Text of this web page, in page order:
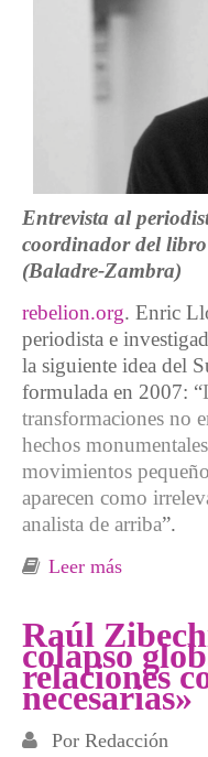
Entrevista al
coordinador del
(Baladre-Zambra)
rebelion.org. Enric
periodista e
la siguiente idea del
formulada en 2007: “
transformaciones no
hechos
movimientos
aparecen como
analista de arriba”.
Leer más
Raúl
colapso
relaciones
necesarias»
Por Redacción